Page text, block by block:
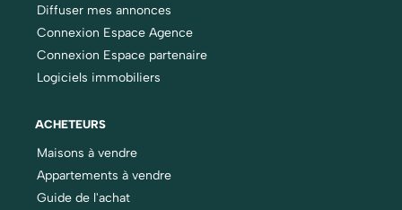
Diffuser mes annonces
Connexion Espace Agence
Connexion Espace partenaire
Logiciels immobiliers
ACHETEURS
Maisons à vendre
Appartements à vendre
Guide de l'achat